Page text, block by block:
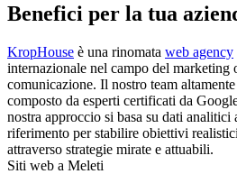
Benefici per la tua
KropHouse è una rinomata web agency
internazionale nel campo del marketing
comunicazione. Il nostro team
composto da esperti certificati da
nostra approccio si basa su dati analitici
riferimento per stabilire obiettivi
attraverso strategie mirate e attuabili.
Siti web a Meleti